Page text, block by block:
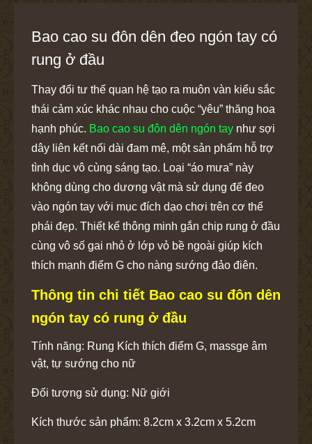
Bao cao su đôn dên đeo ngón tay có
rung ở đầu
Thay đổi tư thế quan hệ tạo ra muôn vàn kiểu sắc
thái cảm xúc khác nhau cho cuộc “yêu” thăng hoa
hạnh phúc. Bao cao su đôn dên ngón tay như sợi
dây liên kết nối dài đam mê, một sản phẩm hỗ trợ
tình dục vô cùng sáng tạo. Loại “áo mưa” này
không dùng cho dương vật mà sử dụng để đeo
vào ngón tay với mục đích dạo chơi trên cơ thể
phái đẹp. Thiết kế thông minh gắn chip rung ở đầu
cùng vô số gai nhỏ ở lớp vỏ bề ngoài giúp kích
thích mạnh điểm G cho nàng sướng đảo điên.
Thông tin chi tiết Bao cao su đôn dên
ngón tay có rung ở đầu
Tính năng: Rung Kích thích điểm G, massge âm
vật, tự sướng cho nữ
Đối tượng sử dụng: Nữ giới
Kích thước sản phẩm: 8.2cm x 3.2cm x 5.2cm